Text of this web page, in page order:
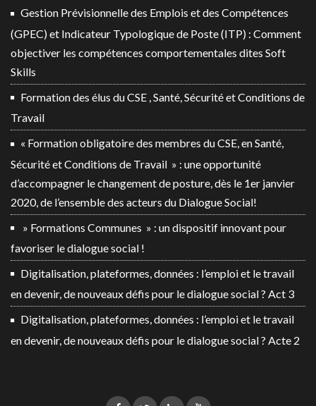
Gestion Prévisionnelle des Emplois et des Compétences
(GPEC) et Indicateur Typologique de Poste (ITP) : Comment
objectiver les compétences comportementales dites Soft
Skills
Formation des élus du CSE , Santé, Sécurité et Conditions de
Travail
« Formation obligatoire des membres du CSE, en Santé,
Sécurité et Conditions de Travail » : une opportunité
d’accompagner le changement de posture, dès le 1er janvier
2020, de l’ensemble des acteurs du Dialogue Social!
» Formations Communes » : un dispositif innovant pour
favoriser le dialogue social !
Digitalisation, plateformes, données : l’emploi et le travail
en devenir, de nouveaux défis pour le dialogue social ? Act 3
Digitalisation, plateformes, données : l’emploi et le travail
en devenir, de nouveaux défis pour le dialogue social ? Acte 2